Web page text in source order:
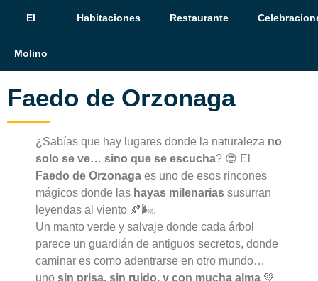
El
Molino
Habitaciones Restaurante
Faedo de Orzonaga
¿Sabías que hay lugares donde la naturaleza no
solo se ve… sino que se escucha? 😍 El
Faedo de Orzonaga es uno de esos rincones
mágicos donde las hayas milenarias susurran
leyendas al viento 🍂🌬️.
Un manto verde y salvaje donde cada árbol
parece un guardián de antiguos secretos, donde
caminar es como adentrarse en otro mundo…
uno sin prisa, sin ruido, y con mucha alma 💚